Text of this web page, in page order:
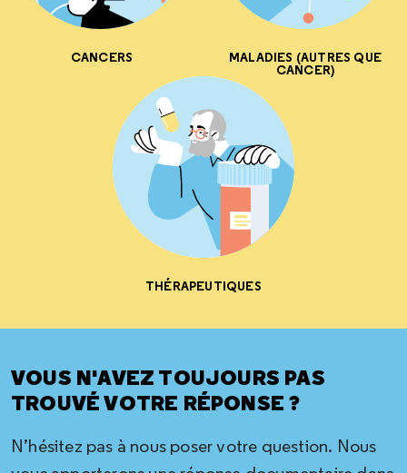
CANCERS MALADIES (AUTRES QUE
CANCER)
THÉRAPEUTIQUES
VOUS N'AVEZ TOUJOURS PAS
TROUVÉ VOTRE RÉPONSE ?
N’hésitez pas à nous poser votre question. Nous